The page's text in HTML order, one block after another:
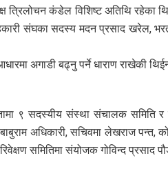
त्रिलोचन कंडेल विशिष्ट अतिथि रहेका
संघका सदस्य मदन प्रसाद खरेल,
अगाडी बढ्नु पर्ने धाराण राखेकी
९ सदस्यीय संस्था संचालक समिति
अधिकारी, सचिवमा लेखराज पन्त,
समितिमा संयोजक गोविन्द प्रसाद